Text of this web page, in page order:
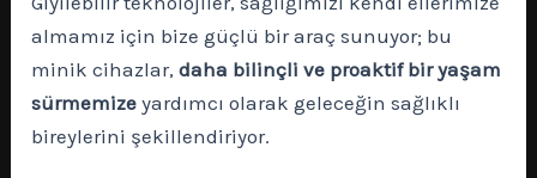
almamız için bize güçlü bir araç sunuyor; bu
minik cihazlar,daha bilinçli ve proaktif bir yaşam
sürmemize yardımcı olarak geleceğin sağlıklı
bireylerini şekillendiriyor.